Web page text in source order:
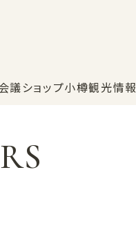
議ショップ小樽観光情報